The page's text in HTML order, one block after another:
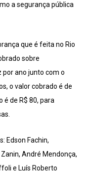
a segurança pública
que é feita no Rio
sobre
por ano junto com o
o valor cobrado é de
é de R$ 80, para
Edson Fachin,
André Mendonça,
e Luís Roberto